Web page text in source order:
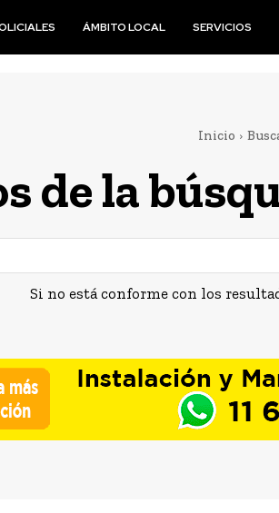
ÁMBITO LOCAL SERVICIOS
Inicio
de la
Si no está conforme con los